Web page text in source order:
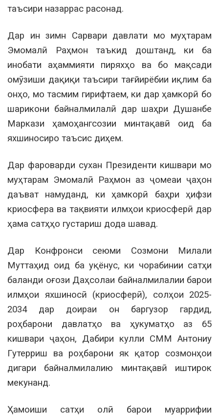
таъсири назаррас расонад.
Дар ин зимн Сарвари давлати мо муҳтарам
Эмомалӣ Раҳмон таъкид доштанд, ки ба
инобати аҳаммияти пиряхҳо ва бо мақсади
омӯзиши дақиқи таъсири тағйирёбии иқлим ба
онҳо, мо тасмим гирифтаем, ки дар ҳамкорӣ бо
шарикони байналмилалӣ дар шаҳри Душанбе
Маркази ҳамоҳангсозии минтақавӣ оид ба
яхшиносиро таъсис диҳем.
Дар фароварди сухан Президенти кишвари мо
муҳтарам Эмомалӣ Раҳмон аз ҷомеаи ҷаҳон
даъват намуданд, ки ҳамкорӣ баҳри ҳифзи
криосфера ва тақвияти илмҳои криосферӣ дар
ҳама сатҳҳо густариш дода шавад.
Дар Конфронси сеюми Созмони Милали
Муттаҳид оид ба уқёнус, ки чорабинии сатҳи
баланди оғози Даҳсолаи байналмилалии барои
илмҳои яхшиносӣ (криосферӣ), солҳои 2025-
2034 дар доираи он баргузор гардид,
роҳбарони давлатҳо ва ҳукуматҳо аз 65
кишвари ҷаҳон, Дабири кулли СММ Антониу
Гутерриш ва роҳбарони як қатор созмонҳои
дигари байналмилалию минтақавӣ иштирок
мекунанд.
Ҳамоиши сатҳи олӣ барои муаррифии